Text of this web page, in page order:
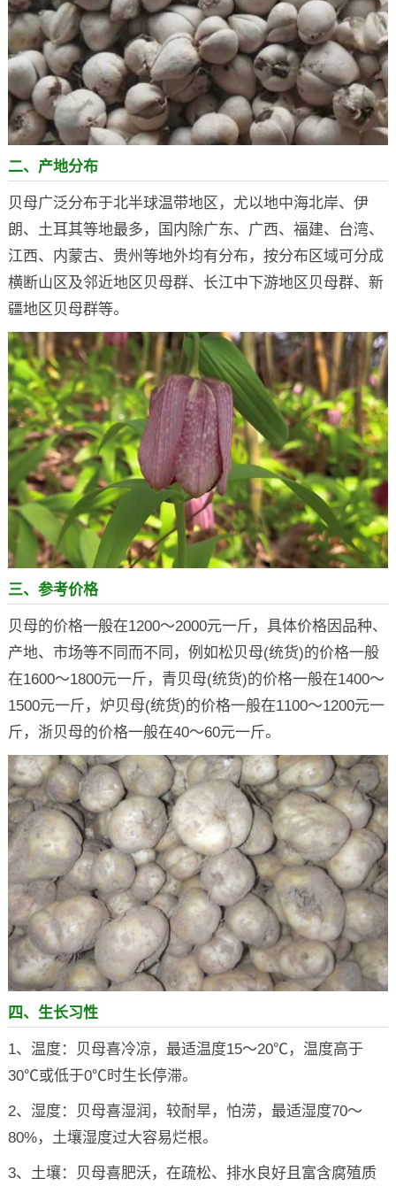
二、产地分布
贝母广泛分布于北半球温带地区，尤以地中海北岸、伊
朗、土耳其等地最多，国内除广东、广西、福建、台湾、
江西、内蒙古、贵州等地外均有分布，按分布区域可分成
横断山区及邻近地区贝母群、长江中下游地区贝母群、新
疆地区贝母群等。
三、参考价格
贝母的价格一般在1200～2000元一斤，具体价格因品种、
产地、市场等不同而不同，例如松贝母(统货)的价格一般
在1600～1800元一斤，青贝母(统货)的价格一般在1400～
1500元一斤，炉贝母(统货)的价格一般在1100～1200元一
斤，浙贝母的价格一般在40～60元一斤。
四、生长习性
1、温度：贝母喜冷凉，最适温度15～20℃，温度高于
30℃或低于0℃时生长停滞。
2、湿度：贝母喜湿润，较耐旱，怕涝，最适湿度70～
80%，土壤湿度过大容易烂根。
3、土壤：贝母喜肥沃，在疏松、排水良好且富含腐殖质